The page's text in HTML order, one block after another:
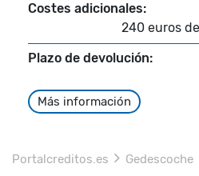
Costes adicionales:
240 euros
Plazo de devolución:
Más información
Portalcreditos.es
Gedescoche